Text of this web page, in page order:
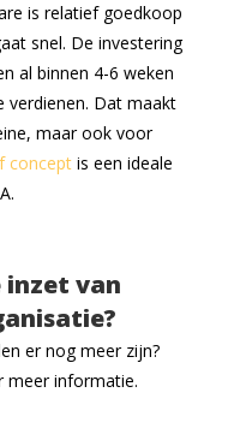
is relatief goedkoop
snel. De investering
al binnen 4-6 weken
verdienen. Dat maakt
maar ook voor
concept is een ideale
inzet van
er nog meer zijn?
meer informatie.